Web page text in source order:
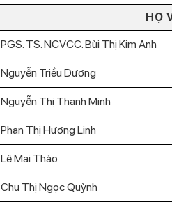
HỌ
PGS. TS. NCVCC. Bùi Thị Kim Anh
Nguyễn Triều Dương
Nguyễn Thị Thanh Minh
Phan Thị Hương Linh
Lê Mai Thảo
Chu Thị Ngọc Quỳnh